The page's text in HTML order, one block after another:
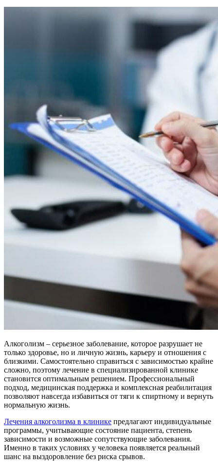
Алкоголизм – серьезное заболевание, которое разрушает не
только здоровье, но и личную жизнь, карьеру и отношения с
близкими. Самостоятельно справиться с зависимостью крайне
сложно, поэтому лечение в специализированной клинике
становится оптимальным решением. Профессиональный
подход, медицинская поддержка и комплексная реабилитация
позволяют навсегда избавиться от тяги к спиртному и вернуть
нормальную жизнь.
Лечения алкоголизма в клинике предлагают индивидуальные
программы, учитывающие состояние пациента, степень
зависимости и возможные сопутствующие заболевания.
Именно в таких условиях у человека появляется реальный
шанс на выздоровление без риска срывов.